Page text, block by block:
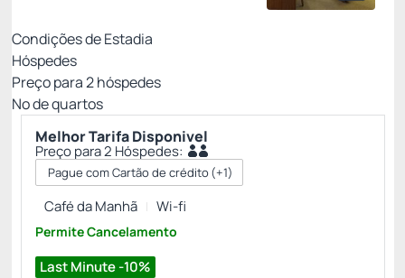
Condições de Estadia
Hóspedes
Preço para2hóspedes
Nº de quartos
Melhor Tarifa Disponivel
Preço para 2 Hóspedes:
Pague com Cartão de crédito(+1)
Last Minute -10%
Café da Manhã Wi-fi
Permite Cancelamento